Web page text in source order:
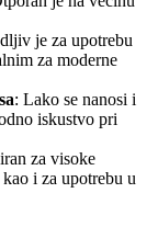
je za upotrebu
za moderne
: Lako se nanosi i
iskustvo pri
za visoke
i za upotrebu u